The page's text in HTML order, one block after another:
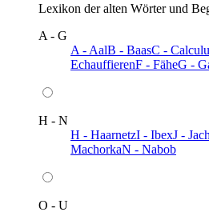
Lexikon der alten Wörter und
A - G
A - AalB - BaasC -
EchauffierenF - FäheG -
H - N
H - HaarnetzI - IbexJ - Jach
MachorkaN - Nabob
O - U